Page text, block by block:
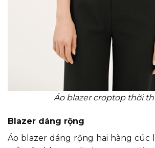
Áo blazer croptop thời
Blazer dáng rộng
Áo blazer dáng rộng hai hàng cúc